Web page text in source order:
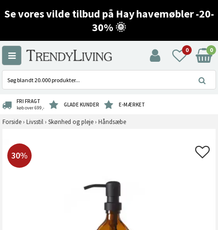
Se vores vilde tilbud på Hay havemøbler -20-
30% 🌞
0 0
FRI FRAGT
køb over 699,- GLADE KUNDER E-MÆRKET
Forside › Livsstil › Skønhed og pleje › Håndsæbe
30%